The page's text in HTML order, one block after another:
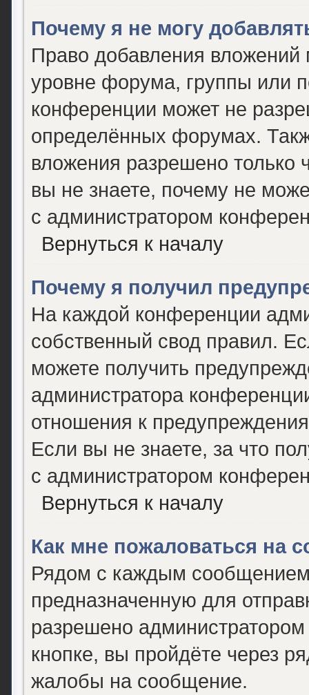
Почему я не могу
Право добавления
уровне форума, группы или
конференции может не
определённых форумах.
вложения разрешено только
вы не знаете, почему не
с администратором
Вернуться к началу
Почему я получил
На каждой конференции
собственный свод правил.
можете получить
администратора
отношения к
Если вы не знаете, за что
с администратором
Вернуться к началу
Как мне пожаловаться на
Рядом с каждым сообщением
предназначенную для
разрешено
кнопке, вы пройдёте через
жалобы на сообщение.